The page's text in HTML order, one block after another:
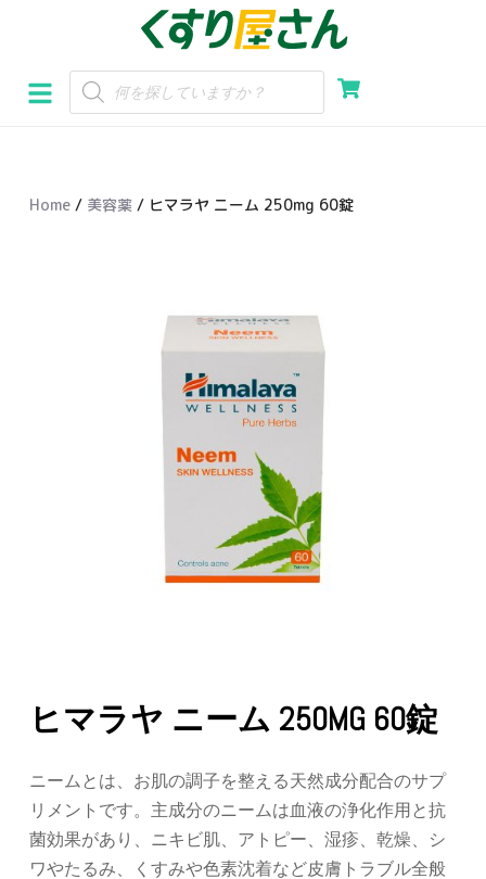
ン
テ
スHome / 美容薬 / ヒマラヤ ニーム 250mg 60錠
ヒマラヤ ニーム 250MG 60錠
ニームとは、お肌の調子を整える天然成分配合のサプ
リメントです。主成分のニームは血液の浄化作用と抗
菌効果があり、ニキビ肌、アトピー、湿疹、乾燥、シ
ワやたるみ、くすみや色素沈着など皮膚トラブル全般